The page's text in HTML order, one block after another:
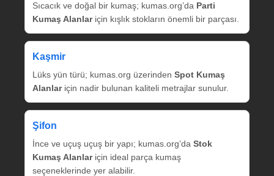
Sıcacık ve doğal bir kumaş; kumas.org’da Parti
Kumaş Alanlariçin kışlık stokların önemli bir parçası.
Kaşmir
Lüks yün türü; kumas.org üzerinden Spot Kumaş
Alanlariçin nadir bulunan kaliteli metrajlar sunulur.
Şifon
İnce ve uçuş uçuş bir yapı; kumas.org’da Stok
Kumaş Alanlariçin ideal parça kumaş
seçeneklerinde yer alabilir.